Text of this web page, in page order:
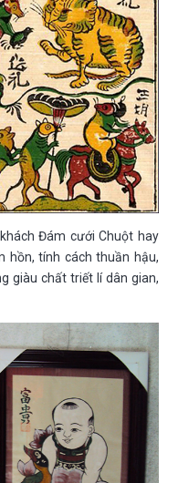
Đám cưới Chuột hay
hồn, tính cách thuần hậu,
giàu chất triết lí dân gian,